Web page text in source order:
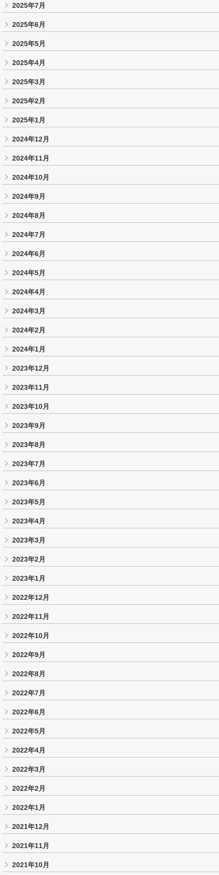
2025年7月
2025年6月
2025年5月
2025年4月
2025年3月
2025年2月
2025年1月
2024年12月
2024年11月
2024年10月
2024年9月
2024年8月
2024年7月
2024年6月
2024年5月
2024年4月
2024年3月
2024年2月
2024年1月
2023年12月
2023年11月
2023年10月
2023年9月
2023年8月
2023年7月
2023年6月
2023年5月
2023年4月
2023年3月
2023年2月
2023年1月
2022年12月
2022年11月
2022年10月
2022年9月
2022年8月
2022年7月
2022年6月
2022年5月
2022年4月
2022年3月
2022年2月
2022年1月
2021年12月
2021年11月
2021年10月